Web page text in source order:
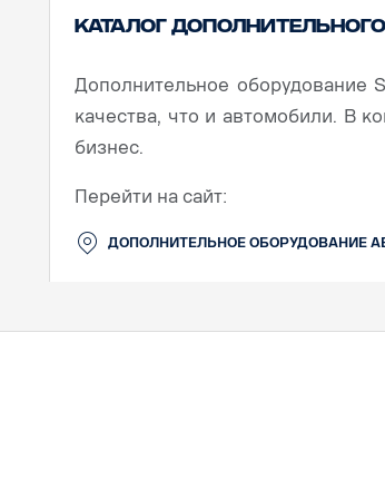
Каталог
Дополнительное оборудование
качества, что и автомобили. В
бизнес.
Перейти на сайт:
ДОПОЛНИТЕЛЬНОЕ ОБОРУДОВАНИЕ